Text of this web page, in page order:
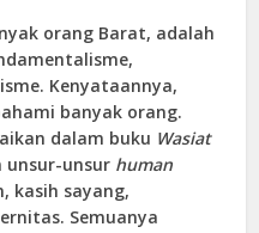
orang Barat, adalah
Kenyataannya,
banyak orang.
dalam buku Wasiat
unsur-unsur human
kasih sayang,
Semuanya